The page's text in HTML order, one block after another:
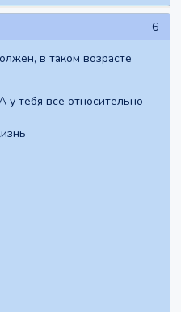
6
в таком возрасте
тебя все относительно